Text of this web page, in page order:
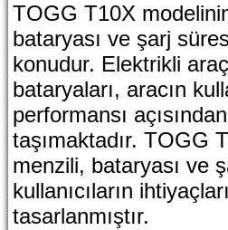
TOGG T10X
bataryası ve şarj
konudur. Elektrikli
bataryaları, aracın
performansı
taşımaktadır. TOGG
menzili, bataryası ve
kullanıcıların
tasarlanmıştır.